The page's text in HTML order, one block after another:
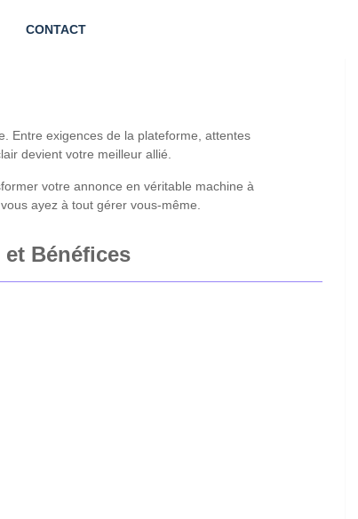
CONTACT
Entre exigences de la plateforme, attentes
devient votre meilleur allié.
votre annonce en véritable machine à
ayez à tout gérer vous-même.
Bénéfices